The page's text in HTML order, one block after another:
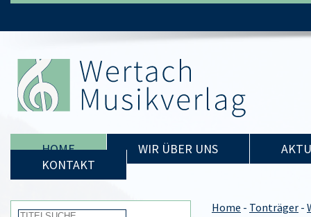
HOME WIR ÜBER UNS
KONTAKT
Home - Tonträger -